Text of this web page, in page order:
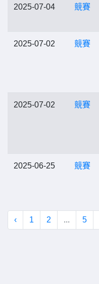
2025-07-04 競賽
2025-07-02 競賽
2025-07-02 競賽
2025-06-25 競賽
‹ 1 2 ... 5